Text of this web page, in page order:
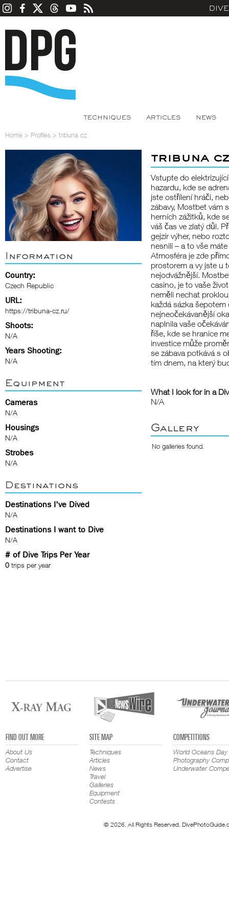
TECHNIQUES ARTICLES NEWS
Home > Profiles > tribuna cz
Information
Country:
Czech Republic
URL:
https://tribuna-cz.ru/
Shoots:
N/A
Years Shooting:
N/A
Equipment
Cameras
N/A
Housings
N/A
Strobes
N/A
Destinations
Destinations I've Dived
N/A
Destinations I want to Dive
N/A
# of Dive Trips Per Year
0 trips per year
tribuna cz
Vstupte do
hazardu, kde se
jste ostřílení hráči,
zábavy, Mostbet vám
herních zážitků, kde
váš čas ve zlatý důl.
gejzír výher, nebo
nesnili – a to vše
Atmosféra je zde
prostorem a vy jste u
nejodvážnější.
casino, je to vaše
neměli nechat
každá sázka
nejneočekávanější
naplnila vaše
říše, kde se hranice
investice může
se zábava potkává s
tím dnem, na který
What I look for in a
N/A
Gallery
No galleries found.
FIND OUT MORE
About Us
Contact
Advertise
SITE MAP
Techniques
Articles
News
Travel
Galleries
Equipment
Contests
COMPETITIONS
World Oceans Day
Photography
Underwater
© 2026. All Rights Reserved.